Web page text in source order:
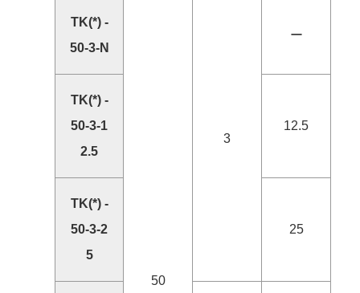
TK(*) -
50-3-N
50
3
ー
TK(*) -
50-3-1
2.5
12.5
TK(*) -
50-3-2
5
25